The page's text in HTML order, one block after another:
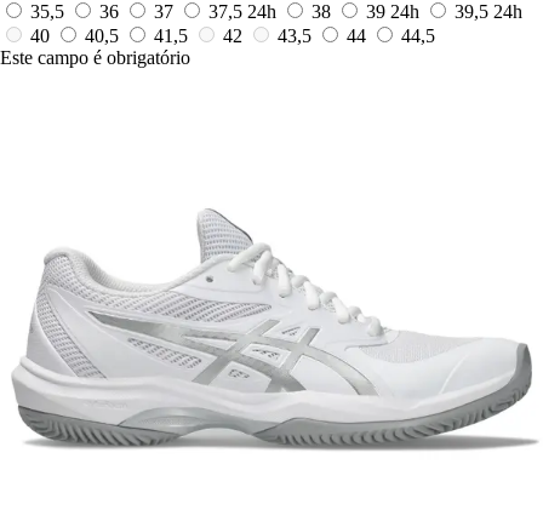
35,5
36 37 37,5 24h 38 39 24h 39,5 24h
40
40,5 41,5 42 43,5 44
44,5
Este campo é obrigatório